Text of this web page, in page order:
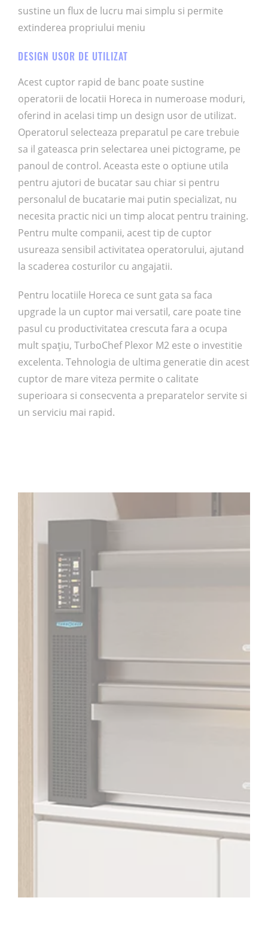
sustine un flux de lucru mai simplu si permite
extinderea propriului meniu
DESIGN USOR DE UTILIZAT
Acest cuptor rapid de banc poate sustine
operatorii de locatii Horeca in numeroase moduri,
oferind in acelasi timp un design usor de utilizat.
Operatorul selecteaza preparatul pe care trebuie
sa il gateasca prin selectarea unei pictograme, pe
panoul de control. Aceasta este o optiune utila
pentru ajutori de bucatar sau chiar si pentru
personalul de bucatarie mai putin specializat, nu
necesita practic nici un timp alocat pentru training.
Pentru multe companii, acest tip de cuptor
usureaza sensibil activitatea operatorului, ajutand
la scaderea costurilor cu angajatii.
Pentru locatiile Horeca ce sunt gata sa faca
upgrade la un cuptor mai versatil, care poate tine
pasul cu productivitatea crescuta fara a ocupa
mult spațiu, TurboChef Plexor M2 este o investitie
excelenta. Tehnologia de ultima generatie din acest
cuptor de mare viteza permite o calitate
superioara si consecventa a preparatelor servite si
un serviciu mai rapid.